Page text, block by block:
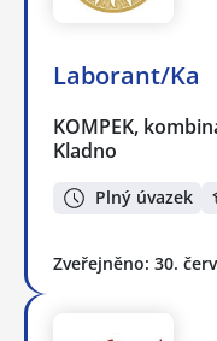
Laborant/Ka
KOMPEK,
Kladno
Plný úvazek
Zveřejněno: 30.